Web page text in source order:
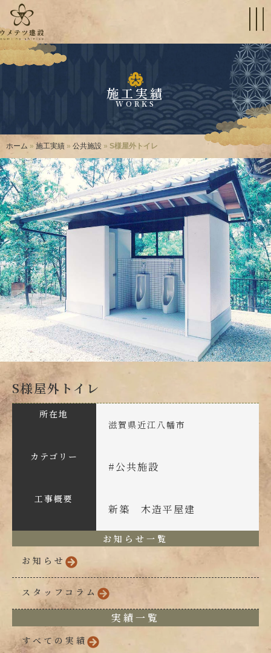
施工実績
WORKS
ホーム » 施工実績 » 公共施設 » S様屋外トイレ
S様屋外トイレ
所在地
滋賀県近江八幡市
カテゴリー
#公共施設
工事概要
新築 木造平屋建
お知らせ一覧
お知らせ
スタッフコラム
実績一覧
すべての実績